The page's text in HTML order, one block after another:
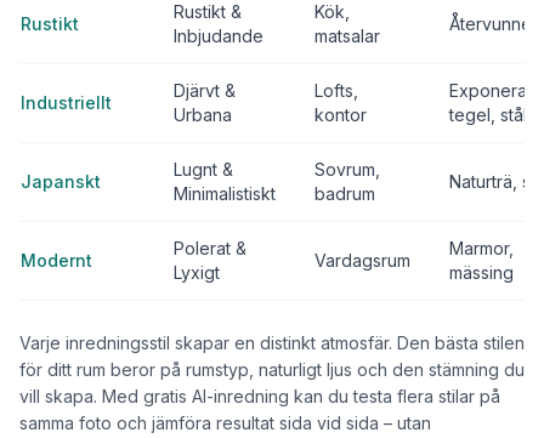
Rustikt
Rustikt &
Inbjudande
Kök,
matsalar
Återvunnet
Industriellt
Djärvt &
Urbana
Lofts,
kontor
Exponerat
tegel, stål
Japanskt
Lugnt &
Minimalistiskt
Sovrum,
badrum
Naturträ,
Modernt
Polerat &
Lyxigt
Vardagsrum
Marmor,
mässing
Varje inredningsstil skapar en distinkt atmosfär. Den bästa stilen
för ditt rum beror på rumstyp, naturligt ljus och den stämning du
vill skapa. Med gratis AI-inredning kan du testa flera stilar på
samma foto och jämföra resultat sida vid sida – utan